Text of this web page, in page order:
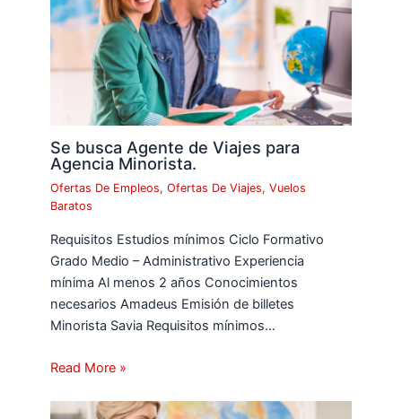
Se busca Agente de Viajes para
Agencia Minorista.
Ofertas De Empleos,Ofertas De Viajes,Vuelos
Baratos
Requisitos Estudios mínimos Ciclo Formativo
Grado Medio – Administrativo Experiencia
mínima Al menos 2 años Conocimientos
necesarios Amadeus Emisión de billetes
Minorista Savia Requisitos mínimos…
Read More »